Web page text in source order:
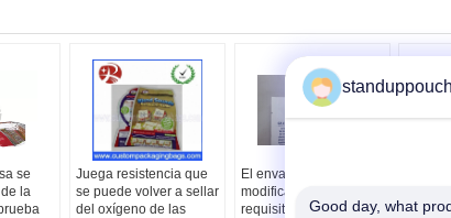
se
la
Juega resistencia que
se puede volver a sellar
del oxígeno de las
El envase de plástico
modificado para
requisitos particulares
de los
Good day, what